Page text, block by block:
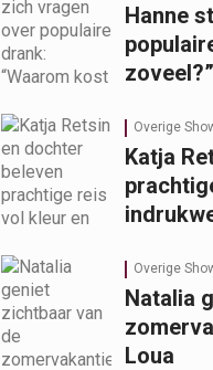
Hanne
zoveel?”
Overige
Katja
Overige
Natalia
Loua